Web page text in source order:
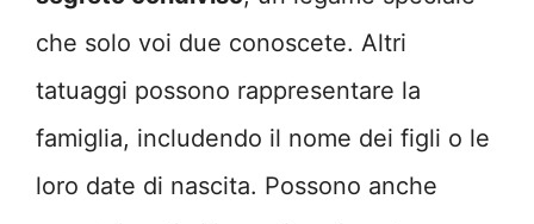
che solo voi due conoscete. Altri
tatuaggi possono rappresentare la
famiglia, includendo il nome dei figli o le
loro date di nascita. Possono anche